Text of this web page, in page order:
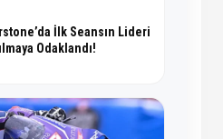
İlk Seansın Lideri
Odaklandı!